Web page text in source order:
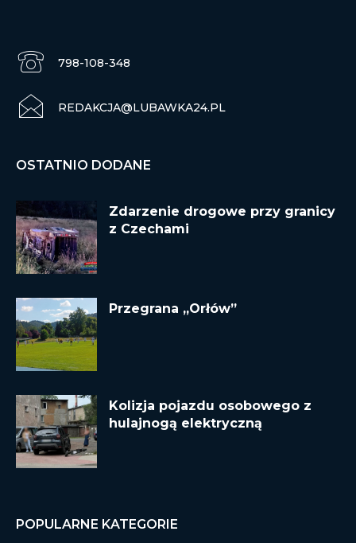
798-108-348
REDAKCJA@LUBAWKA24.PL
OSTATNIO DODANE
Zdarzenie drogowe przy granicy
z Czechami
Przegrana „Orłów”
Kolizja pojazdu osobowego z
hulajnogą elektryczną
POPULARNE KATEGORIE